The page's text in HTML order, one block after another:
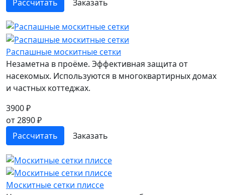
Рассчитать
Заказать
Распашные москитные сетки
Незаметна в проёме. Эффективная защита от
насекомых. Используются в многоквартирных домах
и частных коттеджах.
3900 ₽
от 2890 ₽
Рассчитать
Заказать
Москитные сетки плиссе